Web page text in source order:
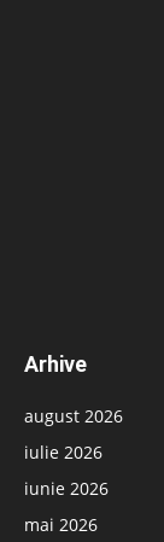
Arhive
august 2026
iulie 2026
iunie 2026
mai 2026